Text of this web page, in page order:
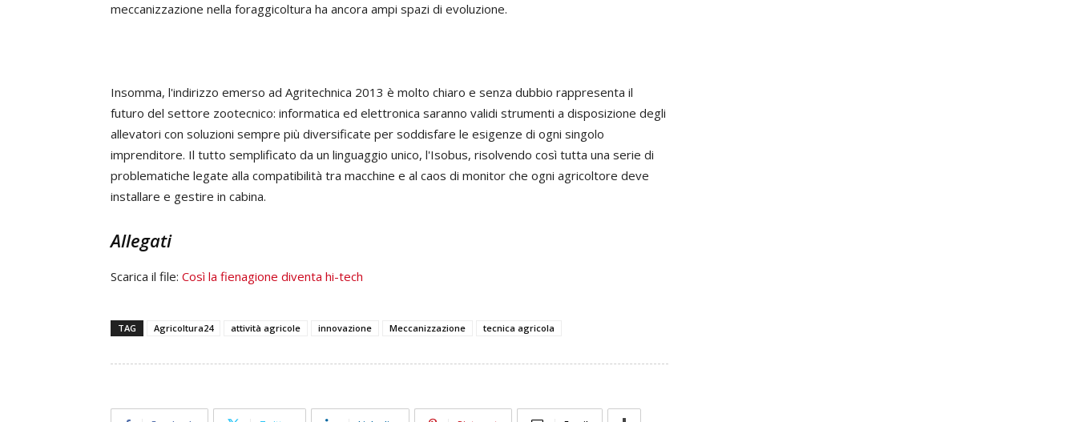
meccanizzazione nella foraggicoltura ha ancora ampi spazi di evoluzione.
Insomma, l'indirizzo emerso ad Agritechnica 2013 è molto chiaro e senza dubbio rappresenta il
futuro del settore zootecnico: informatica ed elettronica saranno validi strumenti a disposizione degli
allevatori con soluzioni sempre più diversificate per soddisfare le esigenze di ogni singolo
imprenditore. Il tutto semplificato da un linguaggio unico, l'Isobus, risolvendo così tutta una serie di
problematiche legate alla compatibilità tra macchine e al caos di monitor che ogni agricoltore deve
installare e gestire in cabina.
Allegati
Scarica il file: Così la fienagione diventa hi-tech
TAG Agricoltura24 attività agricole innovazione Meccanizzazione tecnica agricola